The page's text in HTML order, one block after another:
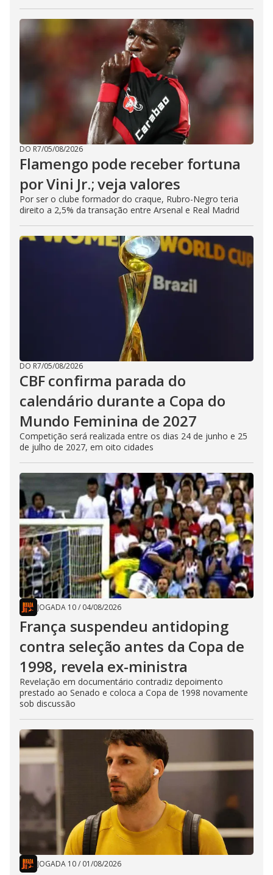
DO R7/05/08/2026
Flamengo pode receber fortuna
por Vini Jr.; veja valores
Por ser o clube formador do craque, Rubro-Negro teria
direito a 2,5% da transação entre Arsenal e Real Madrid
DO R7/05/08/2026
CBF confirma parada do
calendário durante a Copa do
Mundo Feminina de 2027
Competição será realizada entre os dias 24 de junho e 25
de julho de 2027, em oito cidades
JOGADA 10/ 04/08/2026
França suspendeu antidoping
contra seleção antes da Copa de
1998, revela ex-ministra
Revelação em documentário contradiz depoimento
prestado ao Senado e coloca a Copa de 1998 novamente
sob discussão
JOGADA 10/ 01/08/2026